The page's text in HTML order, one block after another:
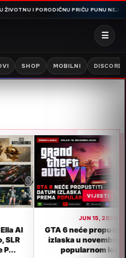
I PORODIČNU PRIČU PUNU NEJASNIH
☰
SHOP MOBILNI DISCORD
VIJESTI
JUN 15, 2026
GTA 6 neće propustiti datum
izlaska u novembru, prema
popularnom leakeru